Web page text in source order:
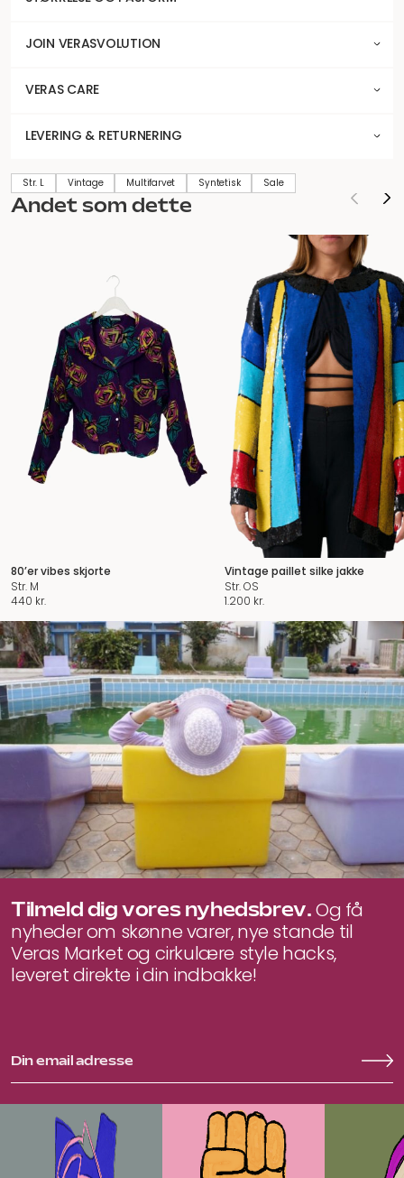
JOIN VERASVOLUTION
VERAS CARE
LEVERING & RETURNERING
Str. L Vintage Multifarvet Syntetisk Sale
Andet som dette
80’er vibes skjorte
Str. M
440 kr.
Vintage paillet silke jakke
Str. OS
1.200 kr.
Tilmeld dig vores nyhedsbrev.Og få
nyheder om skønne varer, nye stande til
Veras Market og cirkulære style hacks,
leveret direkte i din indbakke!